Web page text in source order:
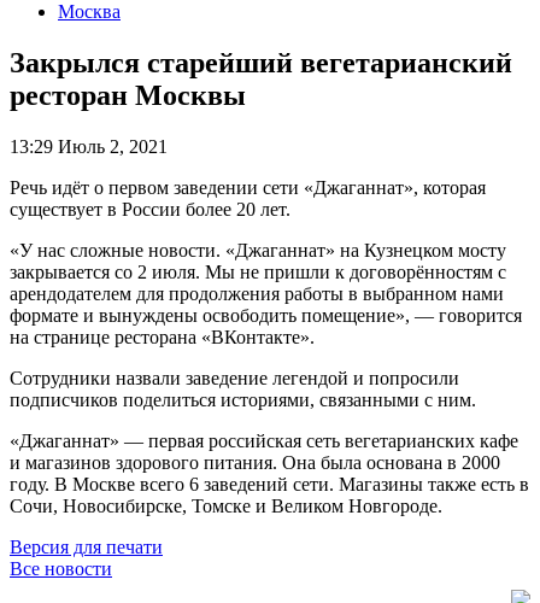
Москва
Закрылся старейший вегетарианский
ресторан Москвы
13:29 Июль 2, 2021
Речь идёт о первом заведении сети «Джаганнат», которая
существует в России более 20 лет.
«У нас сложные новости. «Джаганнат» на Кузнецком мосту
закрывается со 2 июля. Мы не пришли к договорённостям с
арендодателем для продолжения работы в выбранном нами
формате и вынуждены освободить помещение», — говорится
на странице ресторана «ВКонтакте».
Сотрудники назвали заведение легендой и попросили
подписчиков поделиться историями, связанными с ним.
«Джаганнат» — первая российская сеть вегетарианских кафе
и магазинов здорового питания. Она была основана в 2000
году. В Москве всего 6 заведений сети. Магазины также есть в
Сочи, Новосибирске, Томске и Великом Новгороде.
Версия для печати
Все новости